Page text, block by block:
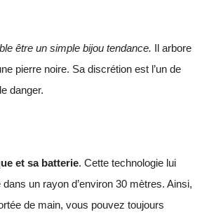
être un simple bijou tendance. Il arbore
pierre noire. Sa discrétion est l’un de
danger.
et sa batterie. Cette technologie lui
un rayon d’environ 30 mètres. Ainsi,
de main, vous pouvez toujours